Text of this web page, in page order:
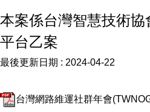
本案係台灣智慧技術
平台乙案
最後更新日期 : 2024-04-22
台灣網路維運社群年會